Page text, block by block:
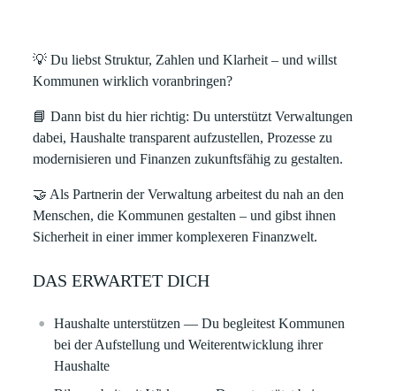
💡 Du liebst Struktur, Zahlen und Klarheit – und willst
Kommunen wirklich voranbringen?
📘 Dann bist du hier richtig: Du unterstützt Verwaltungen
dabei, Haushalte transparent aufzustellen, Prozesse zu
modernisieren und Finanzen zukunftsfähig zu gestalten.
🤝 Als Partnerin der Verwaltung arbeitest du nah an den
Menschen, die Kommunen gestalten – und gibst ihnen
Sicherheit in einer immer komplexeren Finanzwelt.
DAS ERWARTET DICH
Haushalte unterstützen— Du begleitest Kommunen
bei der Aufstellung und Weiterentwicklung ihrer
Haushalte